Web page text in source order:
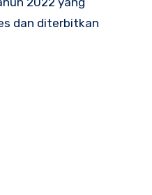
dan diterbitkan